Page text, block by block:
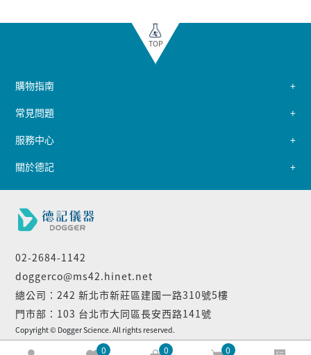
0 0 0
TOP
02-2684-1142
doggerco@ms42.hinet.net
總公司：242 新北市新莊區建國一路310號5樓
門市部：103 台北市大同區長安西路141號
購物指南
常見問題
服務中心
關於德記
Copyright © Dogger Science. All rights reserved.